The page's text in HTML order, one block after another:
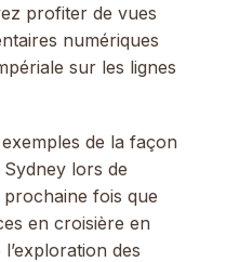
profiter de vues
numériques
sur les lignes
de la façon
lors de
fois que
en croisière en
des